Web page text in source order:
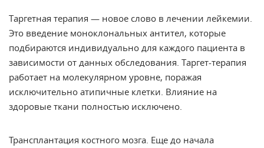
Таргетная терапия — новое слово в лечении лейкемии.
Это введение моноклональных антител, которые
подбираются индивидуально для каждого пациента в
зависимости от данных обследования. Таргет-терапия
работает на молекулярном уровне, поражая
исключительно атипичные клетки. Влияние на
здоровые ткани полностью исключено.
Трансплантация костного мозга. Еще до начала